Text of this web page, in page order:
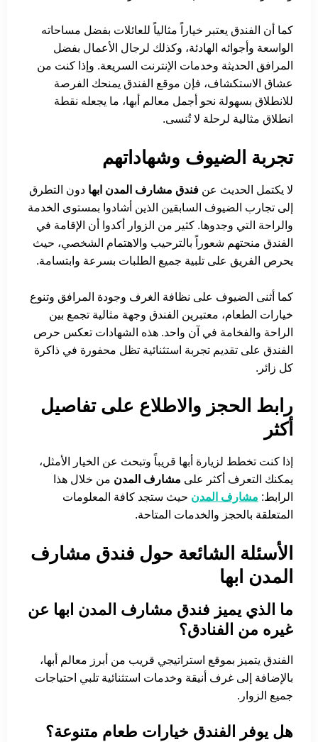
كما أن الفندق يعتبر خياراً مثالياً للعائلات بفضل مساحاته
الواسعة وأجوائه الهادئة، وكذلك لرجال الأعمال بفضل
المرافق الحديثة وخدمات الإنترنت السريعة. وإذا كنت من
عشاق الاستكشاف، فإن موقع الفندق يمنحك الفرصة
للانطلاق بسهولة نحو أجمل معالم أبها، ما يجعله نقطة
انطلاق مثالية لرحلة لا تُنسى.
تجربة الضيوف وشهاداتهم
لا يكتمل الحديث عن فندق مشارف المدن ابها دون التطرق
إلى تجارب الضيوف السابقين الذين أشادوا بمستوى الخدمة
والراحة التي وجدوها. كثير من الزوار أكدوا أن الإقامة في
الفندق منحتهم شعوراً بالترحيب والاهتمام الشخصي، حيث
يحرص الفريق على تلبية جميع الطلبات بسرعة وابتسامة.
كما أثنى الضيوف على نظافة الغرف وجودة المرافق وتنوع
خيارات الطعام، معتبرين الفندق وجهة مثالية تجمع بين
الراحة والفخامة في آن واحد. هذه الشهادات تعكس حرص
الفندق على تقديم تجربة استثنائية تظل محفورة في ذاكرة
كل زائر.
رابط الحجز والاطلاع على تفاصيل
أكثر
إذا كنت تخطط لزيارة أبها قريباً وتبحث عن الخيار الأمثل،
يمكنك التعرف أكثر على مشارف المدن من خلال هذا
الرابط: مشارف المدن حيث ستجد كافة المعلومات
المتعلقة بالحجز والخدمات المتاحة.
الأسئلة الشائعة حول فندق مشارف
المدن ابها
ما الذي يميز فندق مشارف المدن ابها عن
غيره من الفنادق؟
الفندق يتميز بموقع استراتيجي قريب من أبرز معالم أبها،
بالإضافة إلى غرف أنيقة وخدمات استثنائية تلبي احتياجات
جميع الزوار.
هل يوفر الفندق خيارات طعام متنوعة؟